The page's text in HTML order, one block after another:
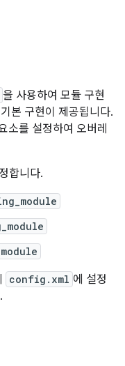
을 사용하여 모듈 구현
본 구현이 제공됩니다.
소를 설정하여 오버레
합니다.
config.xml 에 설정